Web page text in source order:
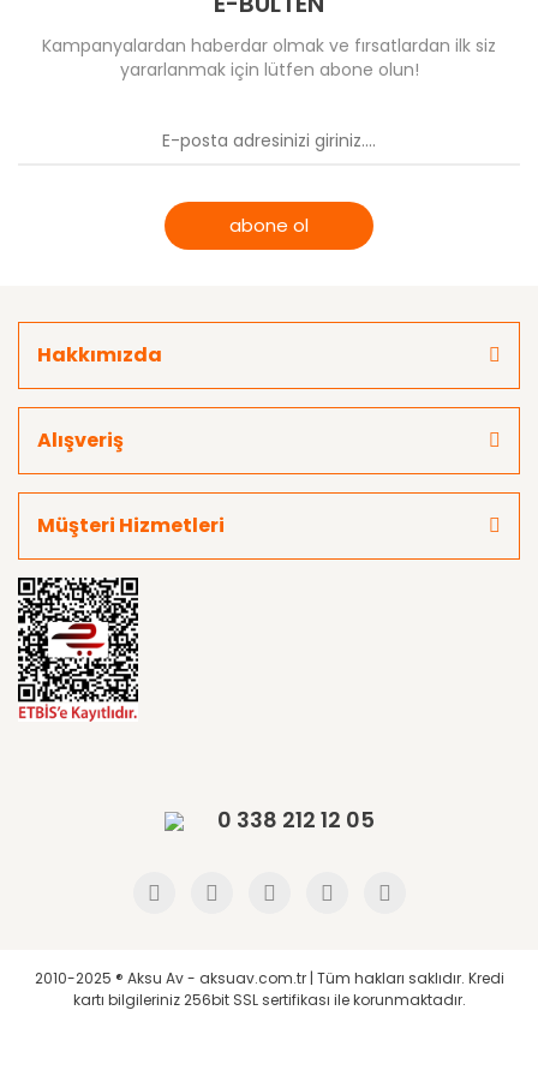
Kampanyalardan haberdar olmak ve fırsatlardan ilk siz
yararlanmak için lütfen abone olun!
abone ol
Hakkımızda
Alışveriş
Müşteri Hizmetleri
0 338 212 12 05
2010-2025 ® Aksu Av - aksuav.com.tr | Tüm hakları saklıdır. Kredi
kartı bilgileriniz 256bit SSL sertifikası ile korunmaktadır.